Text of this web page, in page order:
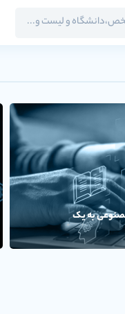
به یک